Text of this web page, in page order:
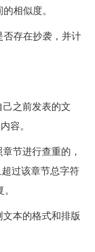
相似度。
存在抄袭，并计
之前发表的文
容。
节进行查重的，
过该章节总字符
本的格式和排版